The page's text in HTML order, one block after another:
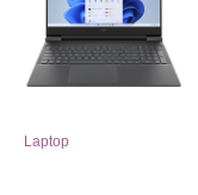
Laptop